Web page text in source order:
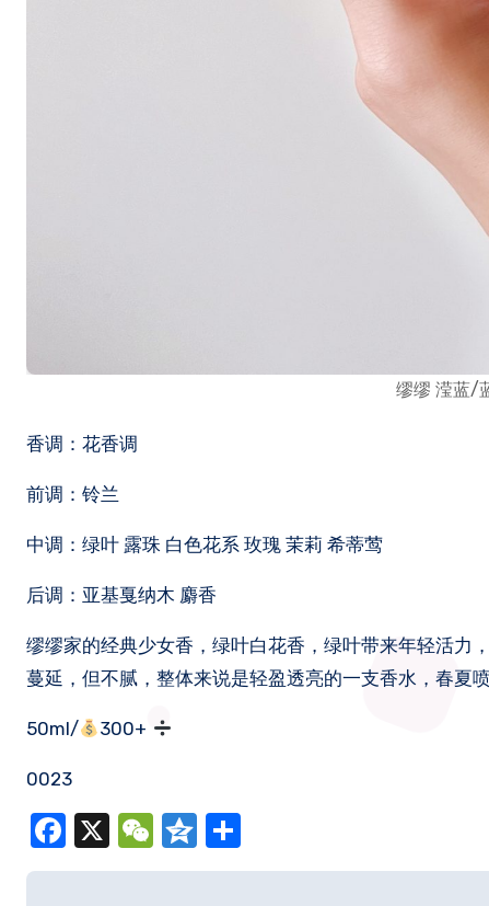
缪缪 滢蓝/
香调：花香调
前调：铃兰
中调：绿叶 露珠 白色花系 玫瑰 茉莉 希蒂莺
后调：亚基戛纳木 麝香
缪缪家的经典少女香，绿叶白花香，绿叶带来年轻活力
蔓延，但不腻，整体来说是轻盈透亮的一支香水，春夏
50ml/ 300+
0023
Facebook
X WeChat
Qzone
享